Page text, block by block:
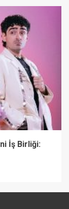
İş Birliği: